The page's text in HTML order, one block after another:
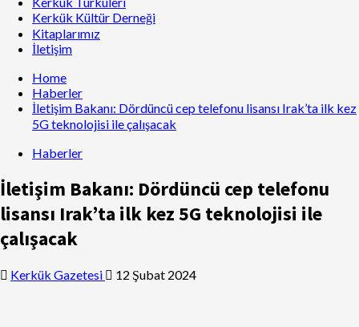
Kerkük Kültür Derneği
Kitaplarımız
İletişim
Home
Haberler
İletişim Bakanı: Dördüncü cep telefonu lisansı Irak’ta ilk kez
5G teknolojisi ile çalışacak
Haberler
İletişim Bakanı: Dördüncü cep telefonu
lisansı Irak’ta ilk kez 5G teknolojisi ile
çalışacak
Kerkük Gazetesi 12 Şubat 2024